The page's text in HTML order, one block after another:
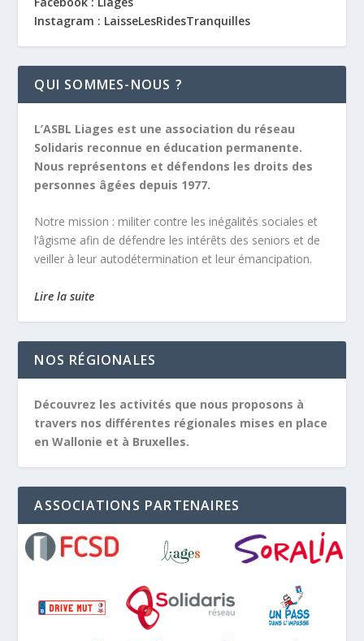
Instagram : LaisseLesRidesTranquilles
QUI SOMMES-NOUS ?
L’ASBL Liages est une association du réseau
Solidaris reconnue en éducation permanente.
Nous représentons et défendons les droits des
personnes âgées depuis 1977.
Notre mission : militer contre les inégalités sociales et
l’âgisme afin de défendre les intérêts des seniors et de
veiller à leur autodétermination et leur émancipation.
Lire la suite
NOS RÉGIONALES
Découvrez les activités que nous proposons à
travers nos différentes régionales mises en place
en Wallonie et à Bruxelles.
ASSOCIATIONS PARTENAIRES